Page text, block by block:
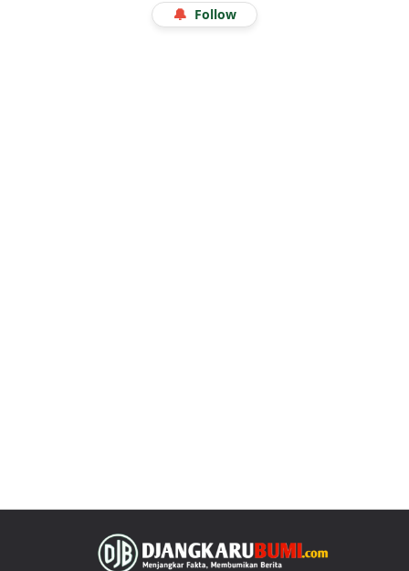
Menjelajah Angkasa di Kala Libur Sekolah: Serunya
Eduwisata Edukatif di Planetarium Jakarta
🔔 Follow